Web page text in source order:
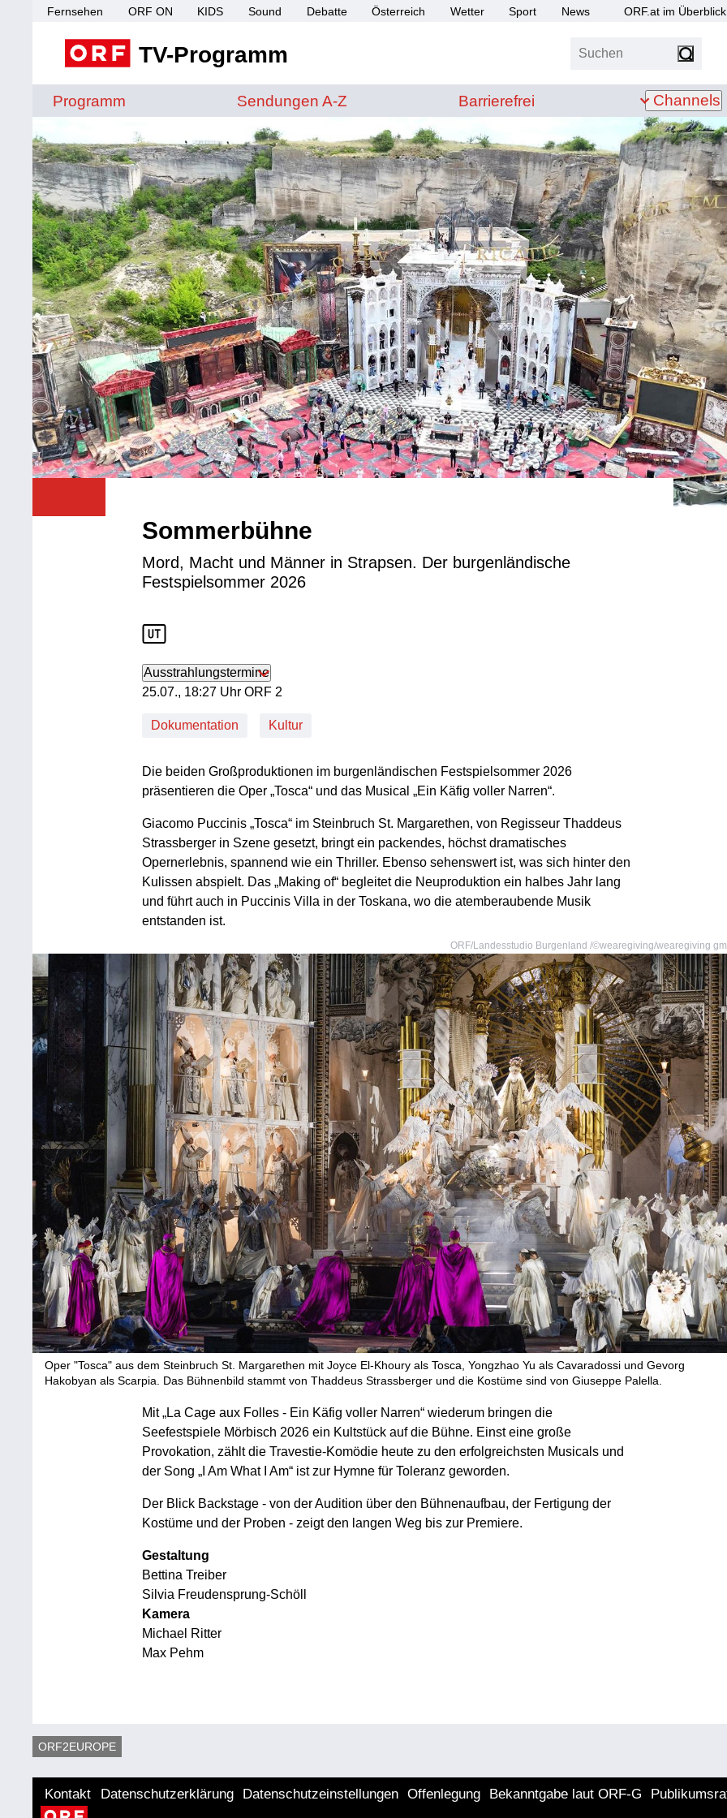
Fernsehen ORF ON KIDS Sound Debatte Österreich Wetter Sport News ORF.at im Überblick
TV-Programm Suchen
Programm Sendungen von A bis Z
Sendungen A-Z Barrierefrei
Barrierefrei Channels
Sommerbühne
Mord, Macht und Männer in Strapsen. Der burgenländische
Festspielsommer 2026
Ausstrahlungstermine
25. Juli, 18:27 Uhr in ORF 2
25.07., 18:27 Uhr ORF 2
Dokumentation Kultur
Die beiden Großproduktionen im burgenländischen Festspielsommer 2026
präsentieren die Oper „Tosca“ und das Musical „Ein Käfig voller Narren“.
Giacomo Puccinis „Tosca“ im Steinbruch St. Margarethen, von Regisseur Thaddeus
Strassberger in Szene gesetzt, bringt ein packendes, höchst dramatisches
Opernerlebnis, spannend wie ein Thriller. Ebenso sehenswert ist, was sich hinter den
Kulissen abspielt. Das „Making of“ begleitet die Neuproduktion ein halbes Jahr lang
und führt auch in Puccinis Villa in der Toskana, wo die atemberaubende Musik
entstanden ist.
ORF/Landesstudio Burgenland /©wearegiving/wearegiving
Oper "Tosca" aus dem Steinbruch St. Margarethen mit Joyce El-Khoury als Tosca, Yongzhao Yu als Cavaradossi und Gevorg
Hakobyan als Scarpia. Das Bühnenbild stammt von Thaddeus Strassberger und die Kostüme sind von Giuseppe Palella.
Mit „La Cage aux Folles - Ein Käfig voller Narren“ wiederum bringen die
Seefestspiele Mörbisch 2026 ein Kultstück auf die Bühne. Einst eine große
Provokation, zählt die Travestie-Komödie heute zu den erfolgreichsten Musicals und
der Song „I Am What I Am“ ist zur Hymne für Toleranz geworden.
Der Blick Backstage - von der Audition über den Bühnenaufbau, der Fertigung der
Kostüme und der Proben - zeigt den langen Weg bis zur Premiere.
Gestaltung
Bettina Treiber
Silvia Freudensprung-Schöll
Kamera
Michael Ritter
Max Pehm
ORF2EUROPE
Kontakt Datenschutzerklärung Datenschutzeinstellungen Offenlegung Bekanntgabe laut ORF-G